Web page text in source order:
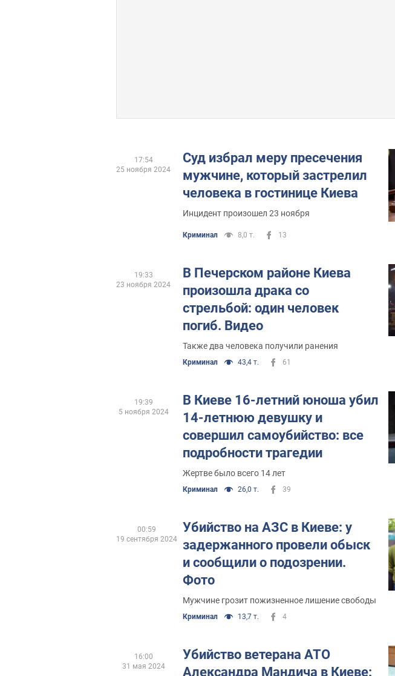
Суд избрал меру пресечения
мужчине, который застрелил
человека в гостинице Киева
Инцидент произошел 23 ноября
Криминал 8,0 т. 13
17:54
25 ноября 2024
В Печерском районе Киева
произошла драка со
стрельбой: один человек
погиб. Видео
Также два человека получили ранения
Криминал 43,4 т. 61
19:33
23 ноября 2024
В Киеве 16-летний юноша убил
14-летнюю девушку и
совершил самоубийство: все
подробности трагедии
Жертве было всего 14 лет
Криминал 26,0 т. 39
19:39
5 ноября 2024
Убийство на АЗС в Киеве: у
задержанного провели обыск
и сообщили о подозрении.
Фото
Мужчине грозит пожизненное лишение свободы
Криминал 13,7 т. 4
00:59
19 сентября 2024
Убийство ветерана АТО
Александра Мандича в Киеве:
16:00
31 мая 2024